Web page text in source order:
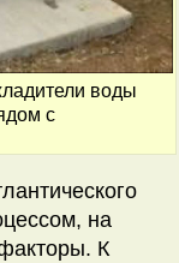
воды
с
на
К